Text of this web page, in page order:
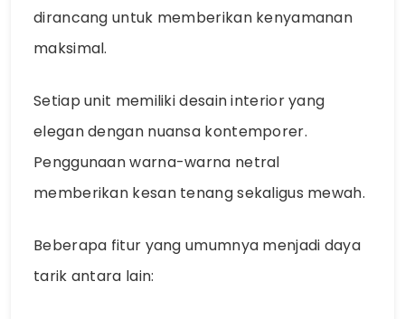
dirancang untuk memberikan kenyamanan
maksimal.
Setiap unit memiliki desain interior yang
elegan dengan nuansa kontemporer.
Penggunaan warna-warna netral
memberikan kesan tenang sekaligus mewah.
Beberapa fitur yang umumnya menjadi daya
tarik antara lain: